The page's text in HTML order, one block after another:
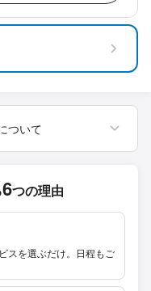
ついて
6つの理由
スを選ぶだけ。日程もご